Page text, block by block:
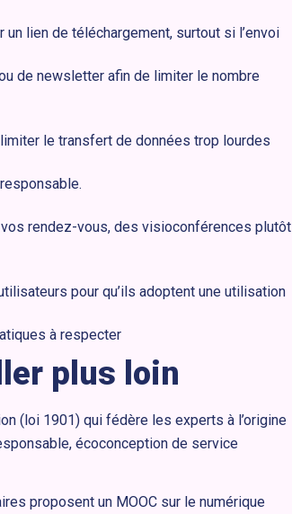
lien de téléchargement, surtout si l’envoi
de newsletter afin de limiter le nombre
le transfert de données trop lourdes
rendez-vous, des visioconférences plutôt
pour qu’ils adoptent une utilisation
à respecter
plus loin
(loi 1901) qui fédère les experts à l’origine
écoconception de service
proposent un MOOC sur le numérique